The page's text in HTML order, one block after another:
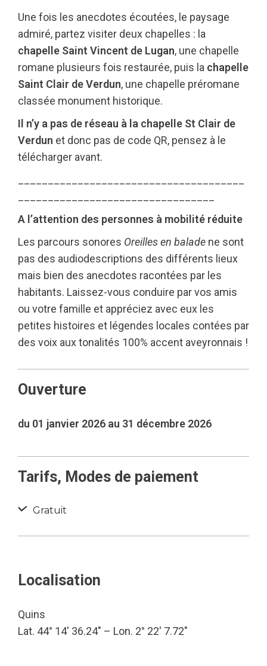
Une fois les anecdotes écoutées, le paysage
admiré, partez visiter deux chapelles : la
chapelle Saint Vincent de Lugan, une chapelle
romane plusieurs fois restaurée, puis la chapelle
Saint Clair de Verdun, une chapelle préromane
classée monument historique.
Il n’y a pas de réseau à la chapelle St Clair de
Verdun et donc pas de code QR, pensez à le
télécharger avant.
A l’attention des personnes à mobilité réduite
Les parcours sonores Oreilles en balade ne sont
pas des audiodescriptions des différents lieux
mais bien des anecdotes racontées par les
habitants. Laissez-vous conduire par vos amis
ou votre famille et appréciez avec eux les
petites histoires et légendes locales contées par
des voix aux tonalités 100% accent aveyronnais !
Ouverture
du 01 janvier 2026 au 31 décembre 2026
Tarifs, Modes de paiement
Gratuit
Localisation
Quins
Lat. 44° 14′ 36.24″ – Lon. 2° 22′ 7.72″